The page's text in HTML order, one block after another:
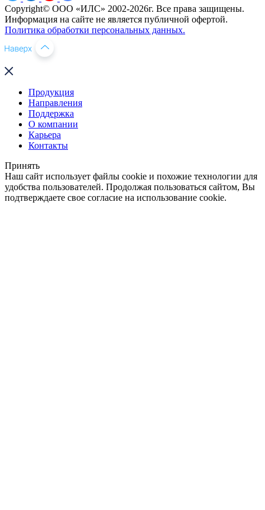
Copyright© ООО «ИЛС» 2002-2026г. Все права защищены.
Информация на сайте не является публичной офертой.
Политика обработки персональных данных.
Продукция
Направления
Поддержка
О компании
Карьера
Контакты
Принять
Наш сайт использует файлы cookie и похожие технологии для
удобства пользователей. Продолжая пользоваться сайтом, Вы
подтверждаете свое согласие на использование cookie.